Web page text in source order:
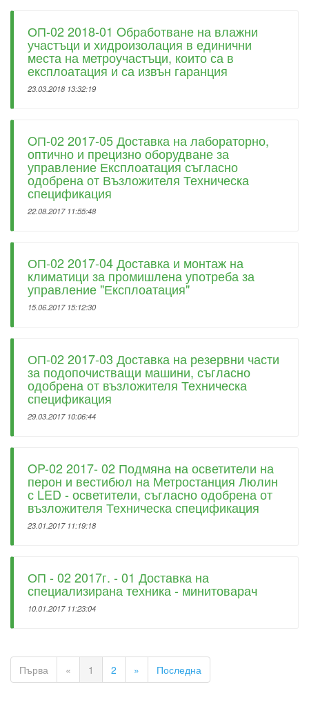
ОП-02 2018-01 Oбработване на влажни
участъци и хидроизолация в единични
места на метроучастъци, които са в
експлоатация и са извън гаранция
23.03.2018 13:32:19
OП-02 2017-05 Доставка на лабораторно,
оптично и прецизно оборудване за
управление Експлоатация съгласно
одобрена от Възложителя Техническа
спецификация
22.08.2017 11:55:48
ОП-02 2017-04 Доставка и монтаж на
климатици за промишлена употреба за
управление "Експлоатация"
15.06.2017 15:12:30
ОП-02 2017-03 Доставка на резервни части
за подопочистващи машини, съгласно
одобрена от възложителя Техническа
спецификация
29.03.2017 10:06:44
OP-02 2017- 02 Подмяна на осветители на
перон и вестибюл на Метростанция Люлин
с LED - осветители, съгласно одобрена от
възложителя Техническа спецификация
23.01.2017 11:19:18
ОП - 02 2017г. - 01 Доставка на
специализирана техника - минитоварач
10.01.2017 11:23:04
Първа « 1 2 » Последна